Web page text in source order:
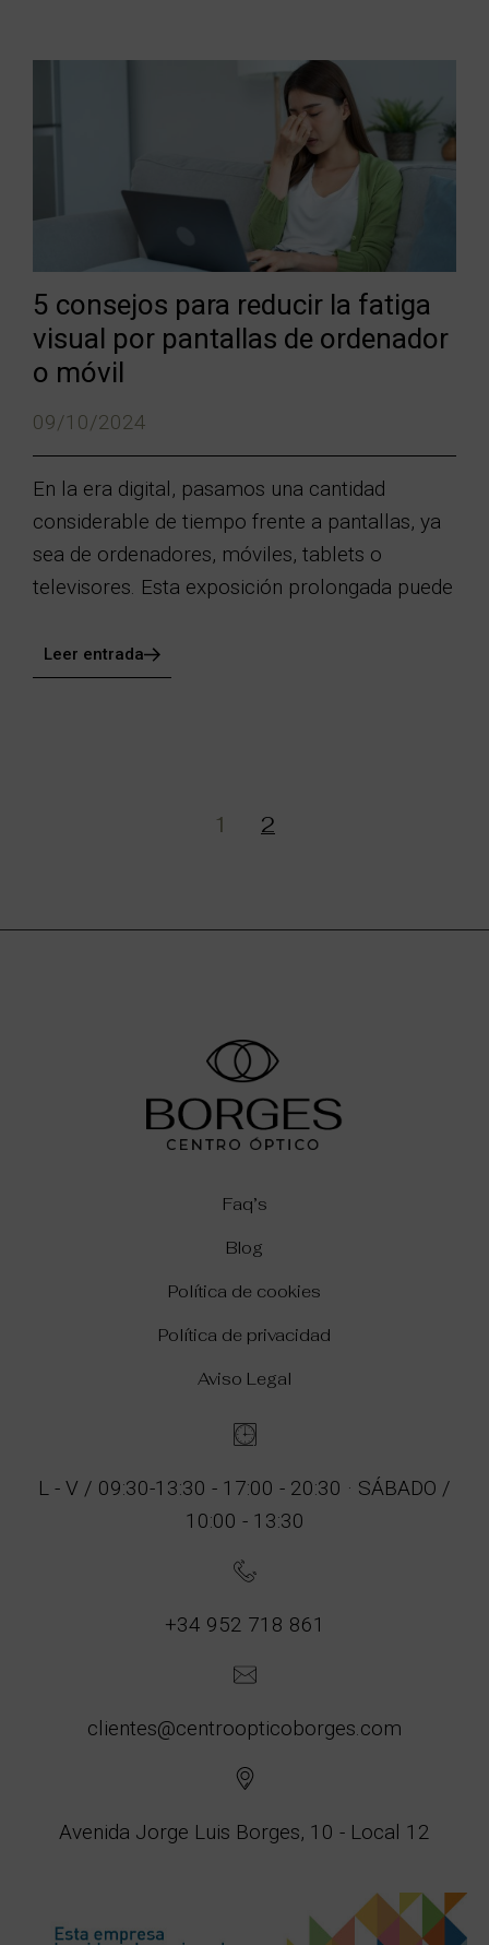
5 consejos para reducir la fatiga
visual por pantallas de ordenador
o móvil
09/10/2024
En la era digital, pasamos una cantidad
considerable de tiempo frente a pantallas, ya
sea de ordenadores, móviles, tablets o
televisores. Esta exposición prolongada puede
Leer entrada
1 2
Faq’s
Blog
Política de cookies
Política de privacidad
Aviso Legal
L - V / 09:30-13:30 - 17:00 - 20:30 · SÁBADO /
10:00 - 13:30
+34 952 718 861
clientes@centroopticoborges.com
Avenida Jorge Luis Borges, 10 - Local 12